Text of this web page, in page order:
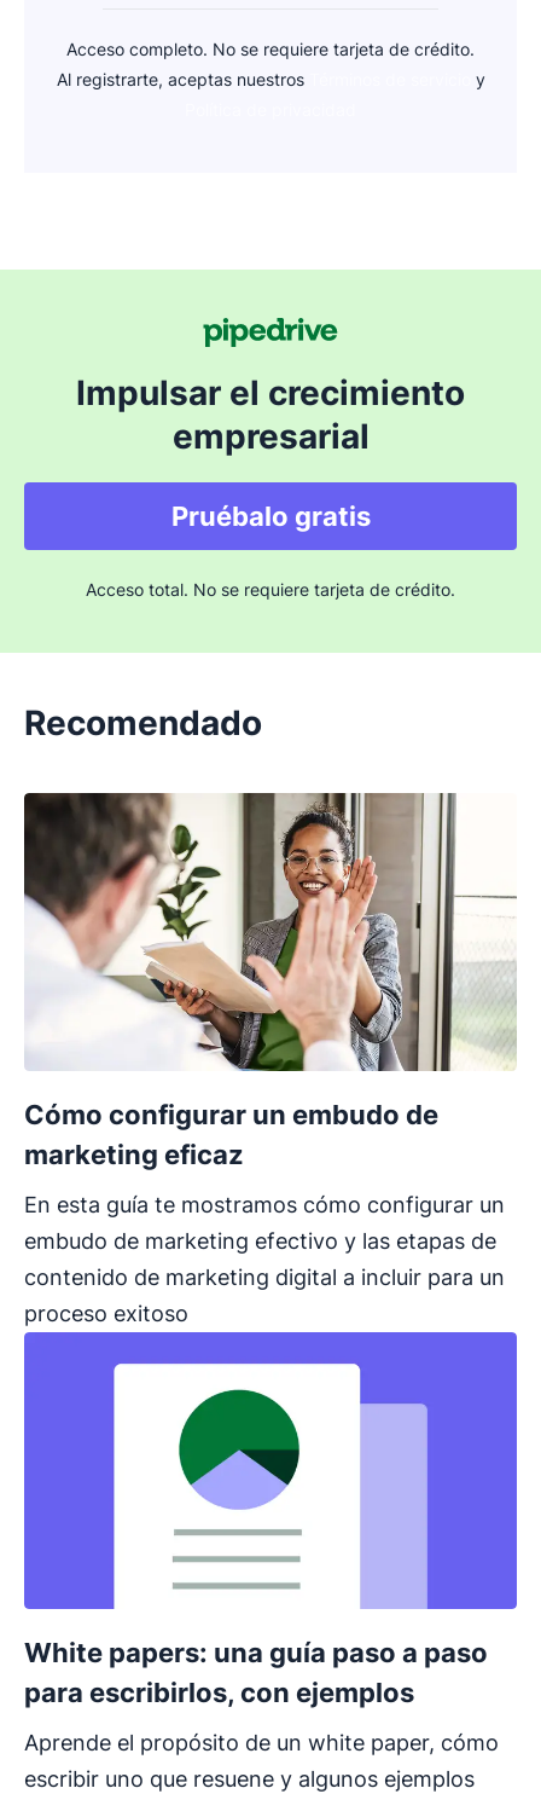
Acceso completo. No se requiere tarjeta de crédito.
Al registrarte, aceptas nuestros
y
Impulsar el crecimiento
empresarial
Pruébalo gratis
Acceso total. No se requiere tarjeta de crédito.
Recomendado
Cómo configurar un embudo de
marketing eficaz
En esta guía te mostramos cómo configurar un
embudo de marketing efectivo y las etapas de
contenido de marketing digital a incluir para un
proceso exitoso
White papers: una guía paso a paso
para escribirlos, con ejemplos
Aprende el propósito de un white paper, cómo
escribir uno que resuene y algunos ejemplos